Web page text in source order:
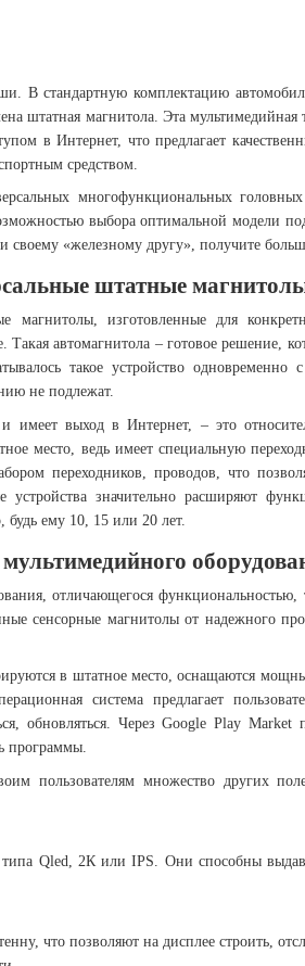
В стандартную комплектацию
штатная магнитола. Эта
в Интернет, что предлагает
средством.
многофункциональных
выбора оптимальной
«железному другу», получите
штатные
магнитолы, изготовленные для
автомагнитола – готовое решение,
такое устройство
не подлежат.
выход в Интернет, – это
место, ведь имеет специальную
переходников, проводов, что
значительно расширяют
ему 10, 15 или 20 лет.
мультимедийного
отличающегося
сенсорные магнитолы от надежного
в штатное место, оснащаются
система предлагает
обновляться. Через Google Play Market
программы.
пользователям множество других
Qled, 2К или IPS. Они способны
что позволяют на дисплее строить,